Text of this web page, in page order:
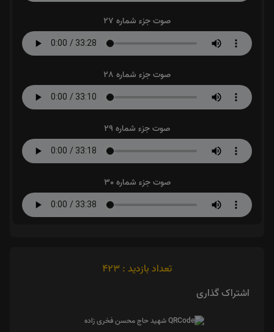
صوت جزء شماره 27
صوت جزء شماره 28
صوت جزء شماره 29
صوت جزء شماره 30
تعداد بازدید : 423
اشتراک گذاری